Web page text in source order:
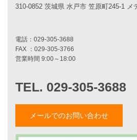
リフォームをお考えの方へ
施工事例一覧
家づくりストーリー
お客様の声
家づくりナイスホームズについて
スタッフ紹介
310-0852 茨城県 水戸市 笠原町245-1 メ
メールでのお問い合わせ